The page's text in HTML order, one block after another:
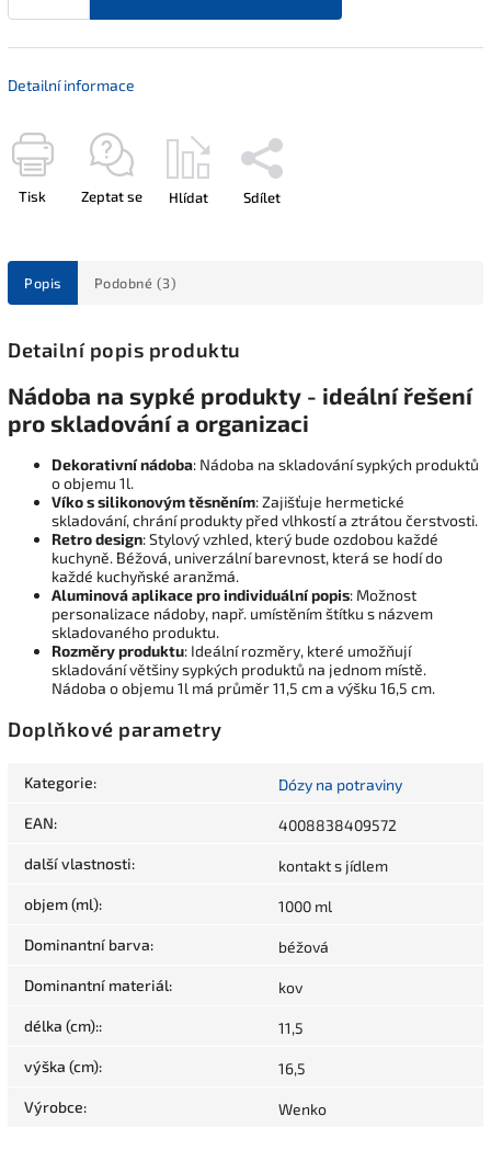
Detailní informace
Tisk Zeptat se Hlídat Sdílet
Popis Podobné (3)
Detailní popis produktu
Nádoba na sypké produkty - ideální řešení
pro skladování a organizaci
Dekorativní nádoba: Nádoba na skladování sypkých produktů
o objemu 1l.
Víko s silikonovým těsněním: Zajišťuje hermetické
skladování, chrání produkty před vlhkostí a ztrátou čerstvosti.
Retro design: Stylový vzhled, který bude ozdobou každé
kuchyně. Béžová, univerzální barevnost, která se hodí do
každé kuchyňské aranžmá.
Aluminová aplikace pro individuální popis: Možnost
personalizace nádoby, např. umístěním štítku s názvem
skladovaného produktu.
Rozměry produktu: Ideální rozměry, které umožňují
skladování většiny sypkých produktů na jednom místě.
Nádoba o objemu 1l má průměr 11,5 cm a výšku 16,5 cm.
Doplňkové parametry
Kategorie: Dózy na potraviny
EAN: 4008838409572
další vlastnosti: kontakt s jídlem
objem (ml): 1000 ml
Dominantní barva: béžová
Dominantní materiál: kov
délka (cm):: 11,5
výška (cm): 16,5
Výrobce: Wenko